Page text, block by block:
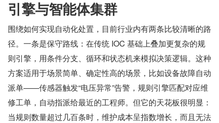
引擎与智能体集群
围绕如何实现自动化处置，目前行业内有两条比较清晰的路
径。一条是保守路线：在传统 IOC 基础上叠加更复杂的规
则引擎，用条件分支、循环和状态机来模拟决策逻辑。这种
方案适用于场景简单、确定性高的场景，比如设备故障自动
派单——传感器触发“电压异常”告警，规则引擎匹配对应维
修工单，自动指派给最近的工程师。但它的天花板很明显：
当规则数量超过几百条时，维护成本呈指数增长，而且无法